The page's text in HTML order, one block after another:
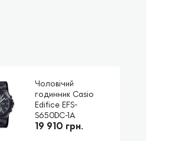
Чоловічий
годинник Casio
Edifice EFS-
S650DC-1A
19 910 грн.